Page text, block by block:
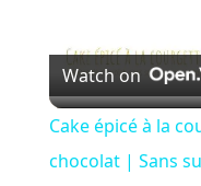
Watch on
Cake épicé à la
chocolat | Sans